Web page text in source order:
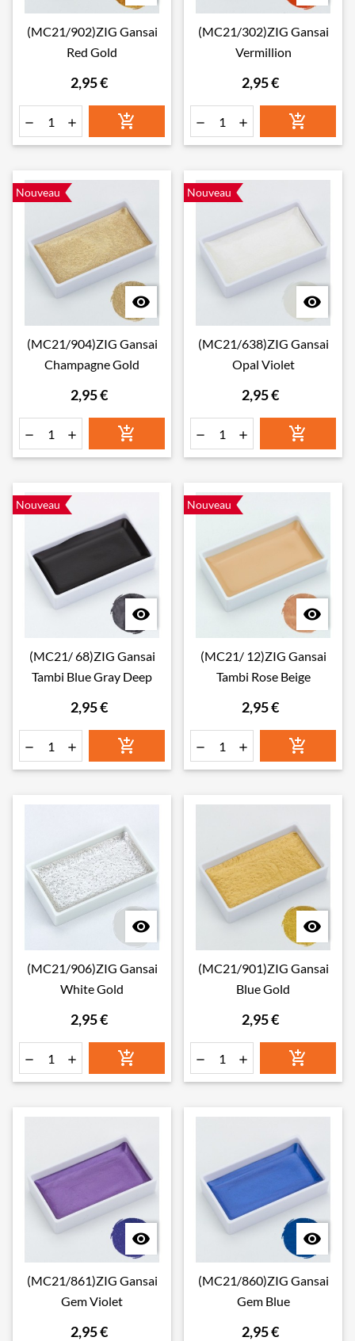
(MC21/902)ZIG Gansai
Red Gold
2,95 €
  
(MC21/302)ZIG Gansai
Vermillion
2,95 €
  
Nouveau

(MC21/904)ZIG Gansai
Champagne Gold
2,95 €
  
Nouveau

(MC21/638)ZIG Gansai
Opal Violet
2,95 €
  
Nouveau

(MC21/ 68)ZIG Gansai
Tambi Blue Gray Deep
2,95 €
  
Nouveau

(MC21/ 12)ZIG Gansai
Tambi Rose Beige
2,95 €
  

(MC21/906)ZIG Gansai
White Gold
2,95 €
  

(MC21/901)ZIG Gansai
Blue Gold
2,95 €
  

(MC21/861)ZIG Gansai
Gem Violet
2,95 €

(MC21/860)ZIG Gansai
Gem Blue
2,95 €